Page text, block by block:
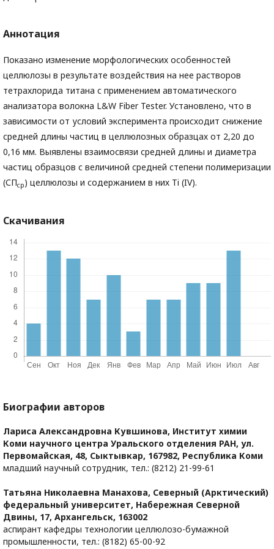
Аннотация
Показано изменение морфологических особенностей
целлюлозы в результате воздействия на нее растворов
тетрахлорида титана с применением автоматического
анализатора волокна L&W Fiber Tester. Установлено, что в
зависимости от условий эксперимента происходит снижение
средней длины частиц в целлюлозных образцах от 2,20 до
0,16 мм. Выявлены взаимосвязи средней длины и диаметра
частиц образцов с величиной средней степени полимеризации
(СПср) целлюлозы и содержанием в них Ti (IV).
Скачивания
Биографии авторов
Лариса Александровна Кувшинова, Институт химии
Коми научного центра Уральского отделения РАН, ул.
Первомайская, 48, Сыктывкар, 167982, Республика Коми
младший научный сотрудник, тел.: (8212) 21-99-61
Татьяна Николаевна Манахова, Северный (Арктический)
федеральный университет, Набережная Северной
Двины, 17, Архангельск, 163002
аспирант кафедры технологии целлюлозо-бумажной
промышленности, тел.: (8182) 65-00-92